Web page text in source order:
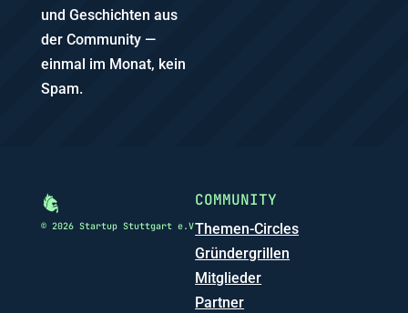
und Geschichten aus
der Community —
einmal im Monat, kein
Spam.
© 2026 Startup Stuttgart e.V
COMMUNITY
Themen-Circles
Gründergrillen
Mitglieder
Partner